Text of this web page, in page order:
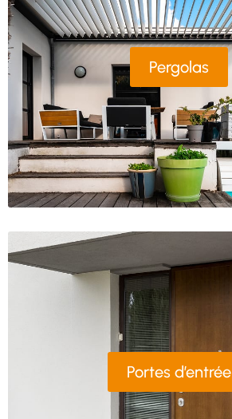
Pergolas
Portes d’entrée